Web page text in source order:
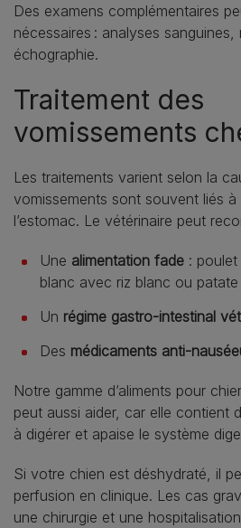
Des examens complémentaires
nécessaires : analyses sanguines,
échographie.
Traitement des
vomissements
Les traitements varient selon la
vomissements sont souvent liés
l’estomac. Le vétérinaire peut
Une alimentation fade :
blanc avec riz blanc ou
Un régime gastro-intestinal
Des médicaments
Notre gamme d’aliments pour
peut aussi aider, car elle contient
à digérer et apaise le système
Si votre chien est déshydraté, il
perfusion en clinique. Les cas
une chirurgie et une